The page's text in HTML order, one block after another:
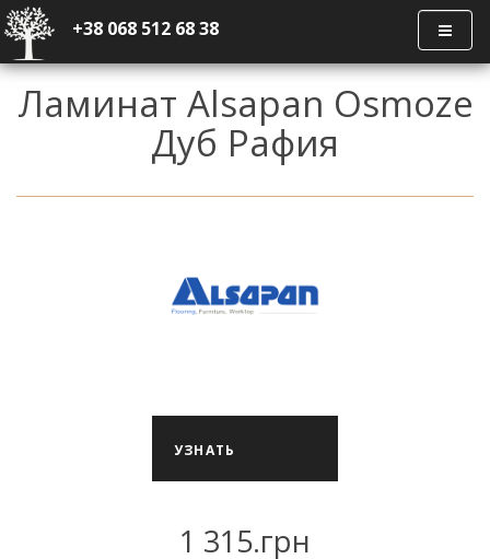
+38 068 512 68 38
Ламинат Alsapan Osmoze
Дуб Рафия
УЗНАТЬ
1 315.грн